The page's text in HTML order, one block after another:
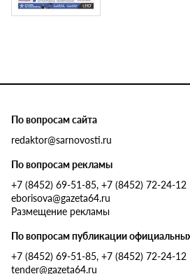
По вопросам сайта
redaktor@sarnovosti.ru
По вопросам рекламы
+7 (8452) 69-51-85, +7 (8452) 72-24-12
eborisova@gazeta64.ru
Размещение рекламы
По вопросам публикации
+7 (8452) 69-51-85, +7 (8452) 72-24-12
tender@gazeta64.ru